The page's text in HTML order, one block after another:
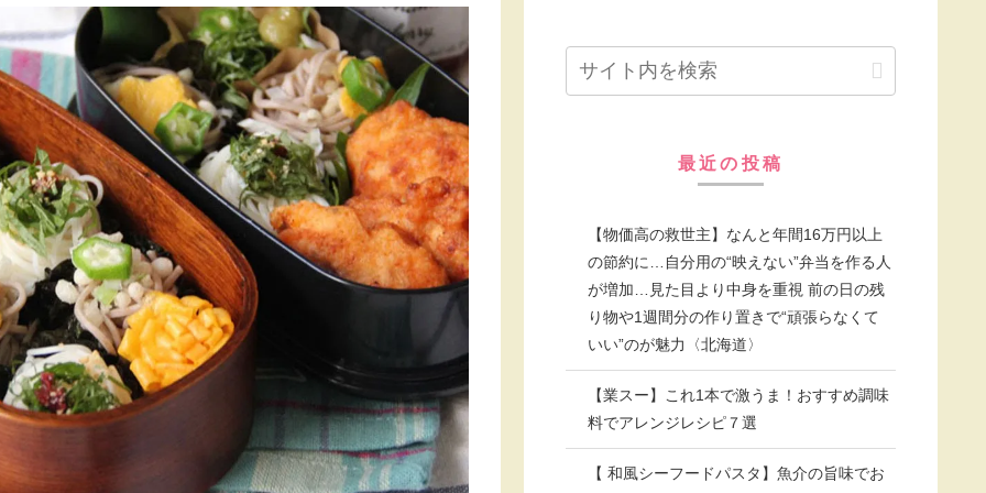
最近の投稿
【物価高の救世主】なんと年間16万円以上
の節約に…自分用の“映えない”弁当を作る人
が増加…見た目より中身を重視 前の日の残
り物や1週間分の作り置きで“頑張らなくて
いい”のが魅力〈北海道〉
【業スー】これ1本で激うま！おすすめ調味
料でアレンジレシピ７選
【 和風シーフードパスタ】魚介の旨味でお